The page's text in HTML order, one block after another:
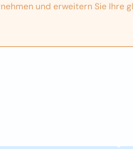
und erweitern Sie Ihre